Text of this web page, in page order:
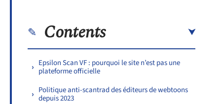
Contents
Epsilon Scan VF : pourquoi le site n’est pas une
plateforme officielle
Politique anti-scantrad des éditeurs de webtoons
depuis 2023